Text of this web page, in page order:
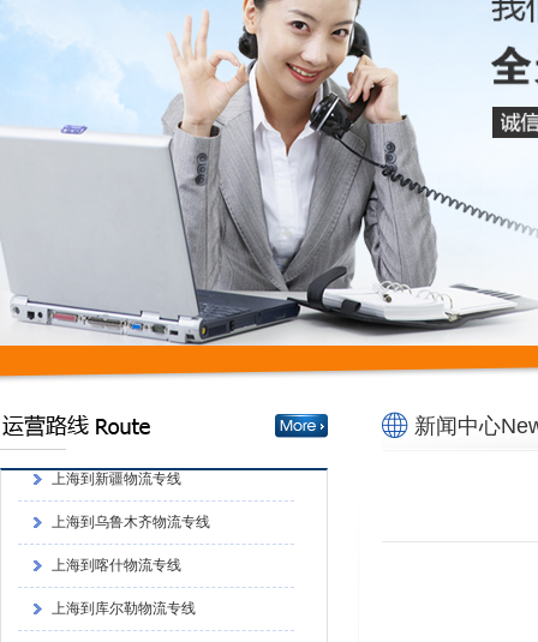
上海到陕西物流专线
上海到新疆物流专线
上海到乌鲁木齐物流专线
上海到喀什物流专线
上海到库尔勒物流专线
上海到西安物流专线
新闻中心